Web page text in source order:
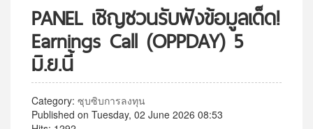
PANEL เชิญชวนรับฟังข้อมูลเด็ด!
Earnings Call (OPPDAY) 5
มิ.ย.นี้
Category: ซุบซิบการลงทุน
Published on Tuesday, 02 June 2026 08:53